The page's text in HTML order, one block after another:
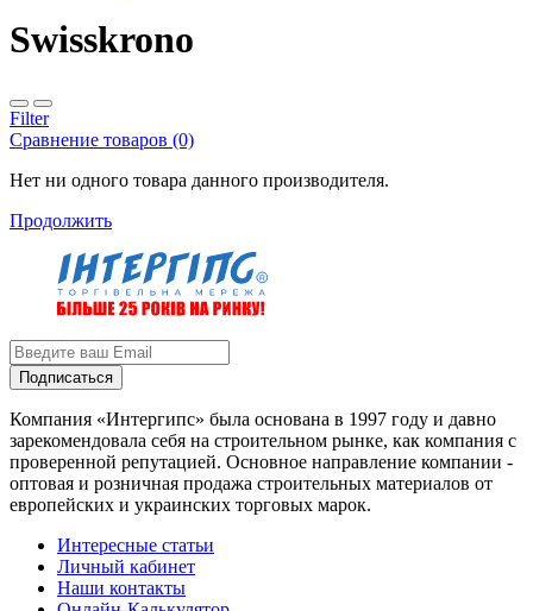
Swisskrono
Filter
Сравнение товаров (0)
Нет ни одного товара данного производителя.
Продолжить
Подписаться
Компания «Интергипс» была основана в 1997 году и давно
зарекомендовала себя на строительном рынке, как компания с
проверенной репутацией. Основное направление компании -
оптовая и розничная продажа строительных материалов от
европейских и украинских торговых марок.
Интересные статьи
Личный кабинет
Наши контакты